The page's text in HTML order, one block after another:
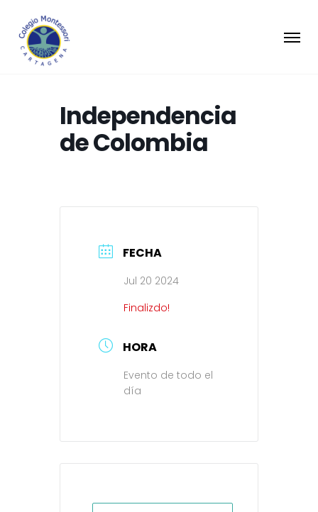
Independencia
de Colombia
FECHA
Jul 20 2024
Finalizdo!
HORA
Evento de todo el
día